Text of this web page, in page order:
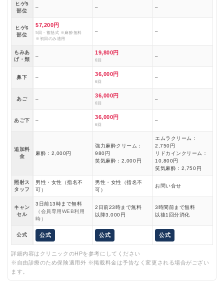
ヒゲ5
部位
– – –
ヒゲ6
部位
57,200円
5回・蓄熱式 ※麻酔無料
※初回のみ適用
– –
もみあ
げ・頬
–
19,800円
6回
–
鼻下 –
36,000円
6回
–
あご –
36,000円
6回
–
あご下 –
36,000円
6回
–
追加料
金
麻酔：2,000円
強力麻酔クリーム：
980円
笑気麻酔：2,000円
エムラクリーム：
2,750円
リドカインクリーム：
10,800円
笑気麻酔：2,750円
照射ス
タッフ
男性・女性（指名不
可）
男性・女性（指名不
可）
お問い合せ
キャン
セル
3日前13時まで無料
（会員専用WEB利用
時）
2日前23時まで無料
以降3,000円
3時間前まで無料
以後1回分消化
公式 公式 公式 公式
詳細内容はクリニックのHPを参考にしてください
※自由診療のため保険適用外 ※掲載料金は予告なく変更される場合がござい
ます。